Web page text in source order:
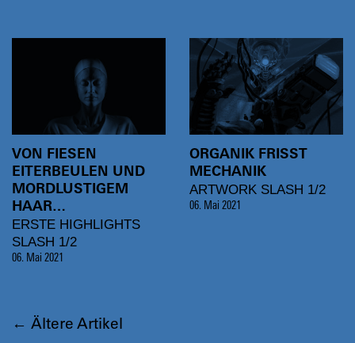
VON FIESEN
EITERBEULEN UND
MORDLUSTIGEM
HAAR…
ERSTE HIGHLIGHTS
SLASH 1/2
06. Mai 2021
ORGANIK FRISST
MECHANIK
ARTWORK SLASH 1/2
06. Mai 2021
← Ältere Artikel